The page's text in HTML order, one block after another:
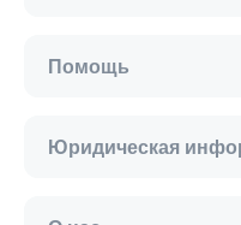
Помощь
Юридическая